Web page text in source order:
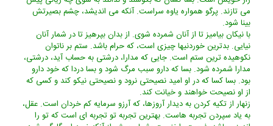
مى تازند. پرگو همواره یاوه سراست. آنکه مى اندیشد، چشم بصیرتش
بینا شود.
با نیکان بیامیز تا از آنان شمرده شوى. از بدان بپرهیز تا در شمار آنان
نیایى. بدترین خوردنیها چیزى است، که حرام باشد. ستم بر ناتوان
نکوهیده ترین ستم است. جایى که مدارا، درشتى به حساب آید، درشتى،
مدارا شمرده شود. بسا که دارو سبب مرگ شود و بسا دردا که خود دارو
بود. بسا کسا که در او امید نصیحتى نرود و نصیحتى نیکو کند و کسى که
از او نصیحت خواهند و خیانت کند.
زنهار از تکیه کردن به دیدار آروزها، که آرزو سرمایه کم خردان است. عقل،
به یاد سپردن تجربه هاست. بهترین تجربه تو تجربه اى است که تو را